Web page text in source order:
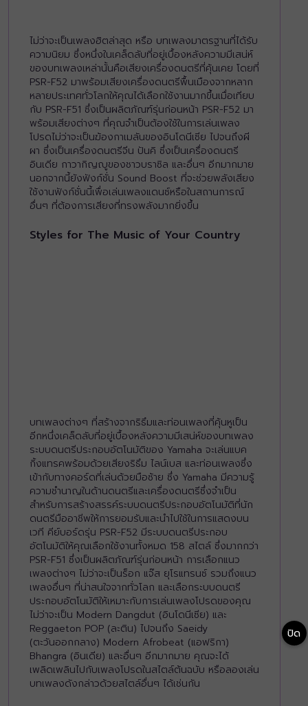
ไม่ว่าจะเป็นเพลงฮิตล่าสุด หรือ บทเพลงมาตรฐานที่ได้รับ
ความนิยม ซึ่งหนึ่งในเคล็ดลับที่อยู่เบื้องหลังความมีเสน่ห์
ของบทเพลงเหล่านั้นคือเสียงเครื่องดนตรีที่คุ้นเคย โดยที่
PSR-F52 มาพร้อมเสียงเครื่องดนตรีพื้นเมืองจากหลาก
หลายประเทศทั่วโลกให้คุณได้เลือกใช้งานมากขึ้นเมื่อเทียบ
กับ PSR-F51 ซึ่งเป็นผลิตภัณฑ์รุ่นก่อนหน้า PSR-F52 มา
พร้อมเสียงต่างๆ ที่คุณจำเป็นต้องใช้ในการเล่นเพลง
โปรดไม่ว่าจะเป็นฆ้องกาเมลันของอินโดนีเซีย ไปจนถึงผี
ผา ซึ่งเป็นเครื่องดนตรีจีน ปันคิ ซึ่งเป็นเครื่องดนตรี
อินเดีย กาวากิญญูของชาวบราซิล และอื่นๆ อีกมากมาย
นอกจากนี้ยังฟังก์ชั่น Sound Boost ที่จะช่วยพลังเสียง
ใช้งานฟังก์ชั่นนี้เพื่อเล่นเพลงแดนซ์หรือในสถานการณ์
อื่นๆ ที่ต้องการเสียงที่ทรงพลังมากยิ่งขึ้น
Styles for The Music of Your Country
บทเพลงต่างๆ ที่สร้างจากริธึมและท่อนเพลงที่คุ้นหูเป็น
อีกหนึ่งเคล็ดลับที่อยู่เบื้องหลังความมีเสน่ห์ของบทเพลง
ระบบดนตรีประกอบอัตโนมัติของ Yamaha จะเล่นแบค
กิ้งแทรคพร้อมด้วยเสียงริธึม ไลน์เบส และท่อนเพลงซึ่ง
เข้ากับทางคอร์ดที่เล่นด้วยมือซ้าย ซึ่ง Yamaha มีความรู้
ความชำนาญในด้านดนตรีและเครื่องดนตรีซึ่งจำเป็น
สำหรับการสร้างสรรค์ระบบดนตรีประกอบอัตโนมัติที่นัก
ดนตรีมืออาชีพให้การยอมรับและนำไปใช้ในการแสดงบน
เวที คีย์บอร์ดรุ่น PSR-F52 มีระบบดนตรีประกอบ
อัตโนมัติให้คุณเลือกใช้งานทั้งหมด 158 สไตล์ ซึ่งมากกว่า
PSR-F51 ซึ่งเป็นผลิตภัณฑ์รุ่นก่อนหน้า การเลือกแนว
เพลงต่างๆ ไม่ว่าจะเป็นร็อก แจ๊ส ยุโรแทรนซ์ รวมถึงแนว
เพลงอื่นๆ ที่น่าสนใจจากทั่วโลก และเลือกระบบดนตรี
ประกอบอัตโนมัติให้เหมาะกับการเล่นเพลงโปรดของคุณ
ไม่ว่าจะเป็น Modern Dangdut (อินโดนีเซีย) และ
Reggaeton POP (ละติน) ไปจนถึง Saeidy
(ตะวันออกกลาง) Modern Afrobeat (แอฟริกา)
Bhangra (อินเดีย) และอื่นๆ อีกมากมาย คุณจะได้
เพลิดเพลินไปกับเพลงโปรดในสไตล์ต้นฉบับ หรือลองเล่น
บทเพลงดังกล่าวด้วยสไตล์อื่นๆ ได้เช่นกัน
ปิด